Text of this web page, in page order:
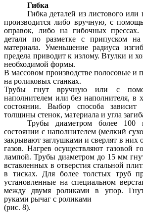
Гибка
Гибка деталей из листового или
производится либо вручную, с
оправок, либо на гибочных
детали по разметке с припуском
материала. Уменьшение радиуса
предела приводит к излому. Втулки и
необходимой формы.
В массовом производстве полосовые и
на роликовых станках.
Трубы гнут вручную или с
наполнителем или без наполнителя, в
состоянии. Выбор способа
толщины стенок, материала и угла
Трубы диаметром более
состоянии с наполнителем (мелкий
закрывают заглушками и сверлят в них
газов. Нагрев осуществляют газовой
лампой. Трубы диаметром до 15 мм
вставленных в отверстия стальной
в тисках. Для более толстых труб
установленные на специальном
между двумя роликами в упор. Гнут
руками рычаг с роликами
(рис. 8).